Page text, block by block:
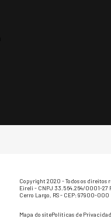
Copyright 2020 - Todos os direitos
Eireli - CNPJ 33.564.264/0001-27
Cerro Largo, RS - CEP: 97900-000
Mapa do sitePolíticas de